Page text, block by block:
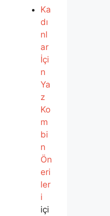
Ka
dı
nl
ar
İçi
n
Ya
z
Ko
m
bi
n
Ön
eri
ler
i
içi